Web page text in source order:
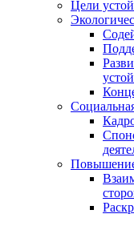
Цели